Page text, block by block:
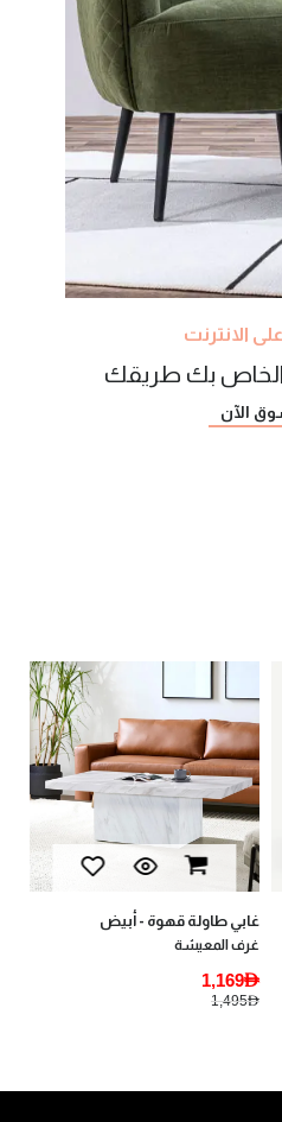
الانترنت
بك طريقك
الآن
غابي طاولة قهوة - أبيض
غرف المعيشة
1,169AED
1,495AED